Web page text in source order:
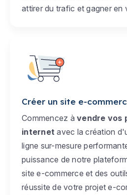
attirer du trafic et gagner en
Créer un site e-
Commencez à vendre vos
internet avec la création
ligne sur-mesure
puissance de notre
site e-commerce et des
réussite de votre projet e-